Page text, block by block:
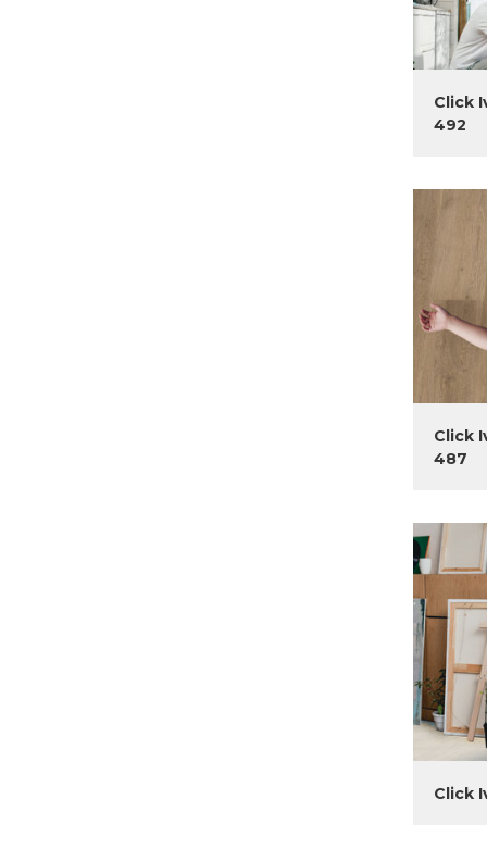
Click
492
Click
487
Click